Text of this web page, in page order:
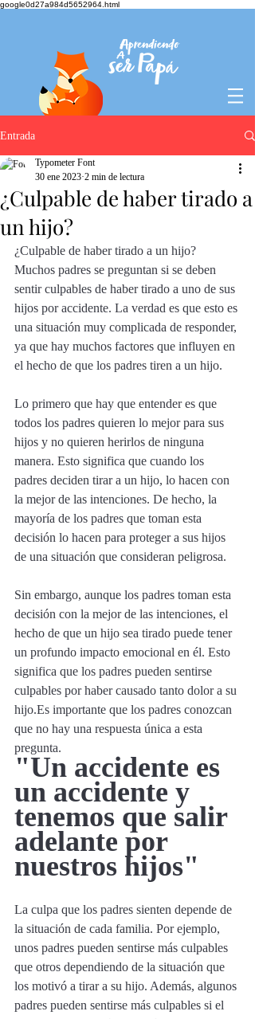
google0d27a984d5652964.html
Entrada
¿Culpable de haber tirado a
un hijo?
Typometer Font
30 ene 2023 2 min de lectura
¿Culpable de haber tirado a un hijo?
Muchos padres se preguntan si se deben
sentir culpables de haber tirado a uno de sus
hijos por accidente. La verdad es que esto es
una situación muy complicada de responder,
ya que hay muchos factores que influyen en
el hecho de que los padres tiren a un hijo.
Lo primero que hay que entender es que
todos los padres quieren lo mejor para sus
hijos y no quieren herirlos de ninguna
manera. Esto significa que cuando los
padres deciden tirar a un hijo, lo hacen con
la mejor de las intenciones. De hecho, la
mayoría de los padres que toman esta
decisión lo hacen para proteger a sus hijos
de una situación que consideran peligrosa.
Sin embargo, aunque los padres toman esta
decisión con la mejor de las intenciones, el
hecho de que un hijo sea tirado puede tener
un profundo impacto emocional en él. Esto
significa que los padres pueden sentirse
culpables por haber causado tanto dolor a su
hijo.Es importante que los padres conozcan
que no hay una respuesta única a esta
pregunta.
"Un accidente es
un accidente y
tenemos que salir
adelante por
nuestros hijos"
La culpa que los padres sienten depende de
la situación de cada familia. Por ejemplo,
unos padres pueden sentirse más culpables
que otros dependiendo de la situación que
los motivó a tirar a su hijo. Además, algunos
padres pueden sentirse más culpables si el